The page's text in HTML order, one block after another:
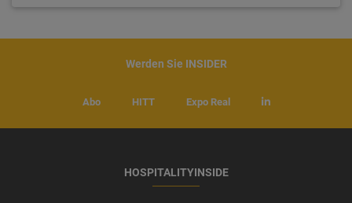
Werden Sie INSIDER
Abo HITT Expo Real
HOSPITALITYINSIDE